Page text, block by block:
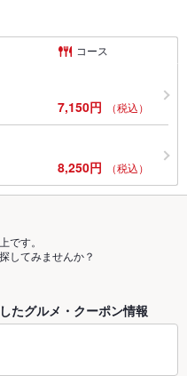
コース
7,150円 （税込）
8,250円 （税込）
です。
してみませんか？
たグルメ・クーポン情報